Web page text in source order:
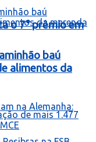
o 7° prêmio em
baú
alimentos da